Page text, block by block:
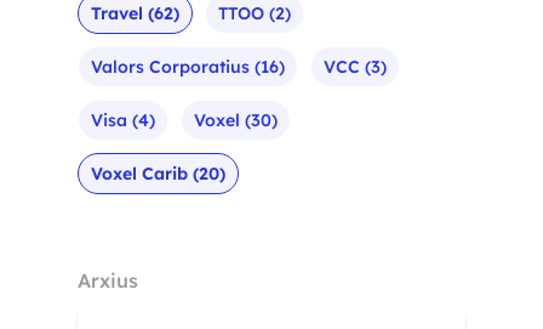
Travel (62) TTOO (2)
Valors Corporatius (16) VCC (3)
Visa (4) Voxel (30)
Voxel Carib (20)
Arxius